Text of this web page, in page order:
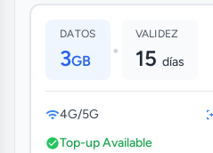
DATOS
3GB •
VALIDEZ
15 días
4G/5G
Top-up Available